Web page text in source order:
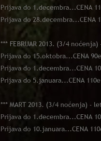
Prijava do 1.decembra...CENA
Prijava do 28.decembra...CENA
*** FEBRUAR 2013. (3/4
Prijava do 15.oktobra...CENA
Prijava do 1.decembra...CENA
Prijava do 5.januara...CENA
*** MART 2013. (3/4 noćenja) -
Prijava do 1.decembra...CENA
Prijava do 10.januara...CENA